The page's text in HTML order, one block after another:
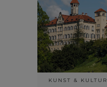
KUNST & KULTUR